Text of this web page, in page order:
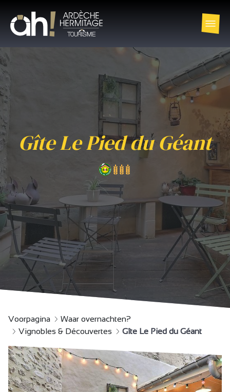
Gîte Le Pied du Géant
Voorpagina
Waar overnachten?
Vignobles & Découvertes
Gîte Le Pied du Géant